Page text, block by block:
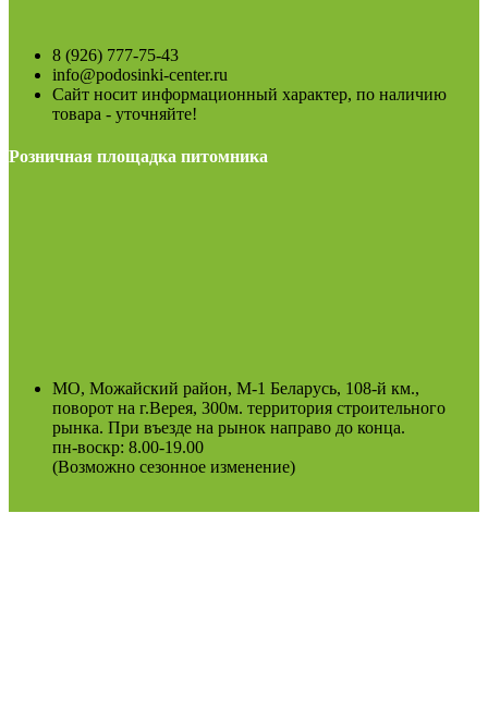
8 (926) 777-75-43
info@podosinki-center.ru
Сайт носит информационный характер, по наличию
товара - уточняйте!
Розничная площадка питомника
МО, Можайский район, М-1 Беларусь, 108-й км.,
поворот на г.Верея, 300м. территория строительного
рынка. При въезде на рынок направо до конца.
пн-воскр: 8.00-19.00
(Возможно сезонное изменение)